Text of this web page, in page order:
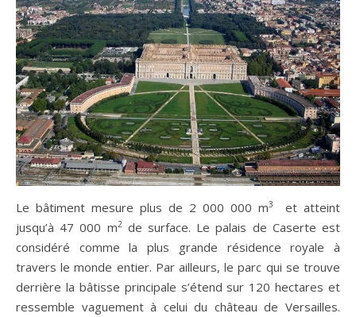
Le bâtiment mesure plus de 2 000 000 m3
et atteint
jusqu’à 47 000 m2de surface. Le palais de Caserte est
considéré comme la plus grande résidence royale à
travers le monde entier. Par ailleurs, le parc qui se trouve
derrière la bâtisse principale s’étend sur 120 hectares et
ressemble vaguement à celui du château de Versailles.